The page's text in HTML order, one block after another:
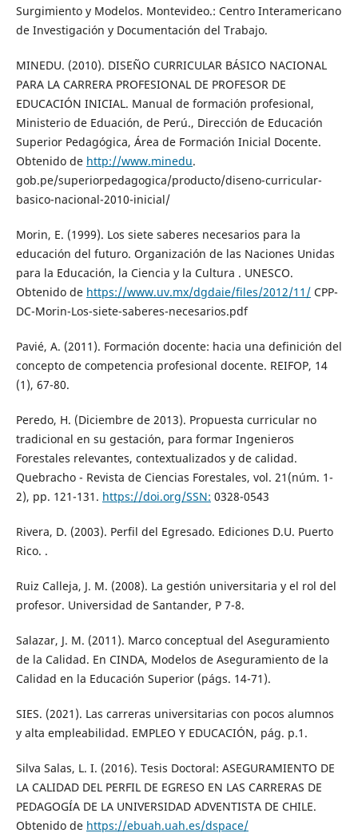
Surgimiento y Modelos. Montevideo.: Centro Interamericano
de Investigación y Documentación del Trabajo.
MINEDU. (2010). DISEÑO CURRICULAR BÁSICO NACIONAL
PARA LA CARRERA PROFESIONAL DE PROFESOR DE
EDUCACIÓN INICIAL. Manual de formación profesional,
Ministerio de Eduación, de Perú., Dirección de Educación
Superior Pedagógica, Área de Formación Inicial Docente.
Obtenido de http://www.minedu.
gob.pe/superiorpedagogica/producto/diseno-curricular-
basico-nacional-2010-inicial/
Morin, E. (1999). Los siete saberes necesarios para la
educación del futuro. Organización de las Naciones Unidas
para la Educación, la Ciencia y la Cultura . UNESCO.
Obtenido de https://www.uv.mx/dgdaie/files/2012/11/CPP-
DC-Morin-Los-siete-saberes-necesarios.pdf
Pavié, A. (2011). Formación docente: hacia una definición del
concepto de competencia profesional docente. REIFOP, 14
(1), 67-80.
Peredo, H. (Diciembre de 2013). Propuesta curricular no
tradicional en su gestación, para formar Ingenieros
Forestales relevantes, contextualizados y de calidad.
Quebracho - Revista de Ciencias Forestales, vol. 21(núm. 1-
2), pp. 121-131. https://doi.org/SSN: 0328-0543
Rivera, D. (2003). Perfil del Egresado. Ediciones D.U. Puerto
Rico. .
Ruiz Calleja, J. M. (2008). La gestión universitaria y el rol del
profesor. Universidad de Santander, P 7-8.
Salazar, J. M. (2011). Marco conceptual del Aseguramiento
de la Calidad. En CINDA, Modelos de Aseguramiento de la
Calidad en la Educación Superior (págs. 14-71).
SIES. (2021). Las carreras universitarias con pocos alumnos
y alta empleabilidad. EMPLEO Y EDUCACIÓN, pág. p.1.
Silva Salas, L. I. (2016). Tesis Doctoral: ASEGURAMIENTO DE
LA CALIDAD DEL PERFIL DE EGRESO EN LAS CARRERAS DE
PEDAGOGÍA DE LA UNIVERSIDAD ADVENTISTA DE CHILE.
Obtenido de https://ebuah.uah.es/dspace/